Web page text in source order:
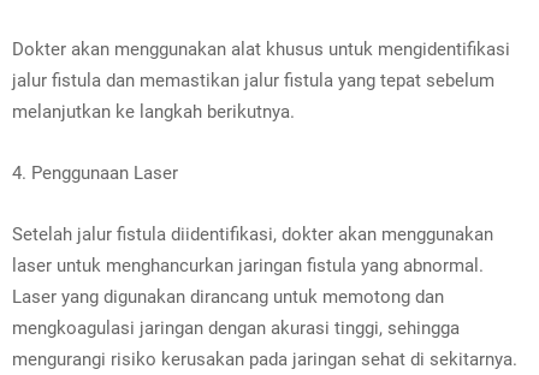
Dokter akan menggunakan alat khusus untuk mengidentifikasi
jalur fistula dan memastikan jalur fistula yang tepat sebelum
melanjutkan ke langkah berikutnya.
4. Penggunaan Laser
Setelah jalur fistula diidentifikasi, dokter akan menggunakan
laser untuk menghancurkan jaringan fistula yang abnormal.
Laser yang digunakan dirancang untuk memotong dan
mengkoagulasi jaringan dengan akurasi tinggi, sehingga
mengurangi risiko kerusakan pada jaringan sehat di sekitarnya.